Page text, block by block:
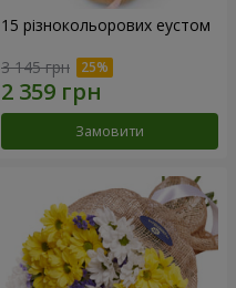
15 різнокольорових еустом
3 145 грн
Замовити